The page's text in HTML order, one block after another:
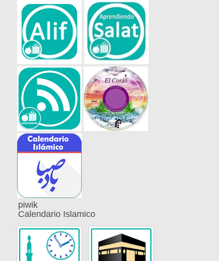
piwik
Calendario Islamico